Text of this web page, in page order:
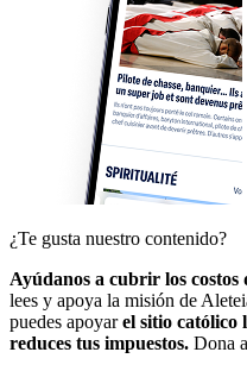
¿Te gusta nuestro contenido?
Ayúdanos a cubrir los costos
lees y apoya la misión de
puedes apoyarel sitio católico
reduces tus impuestos. Dona